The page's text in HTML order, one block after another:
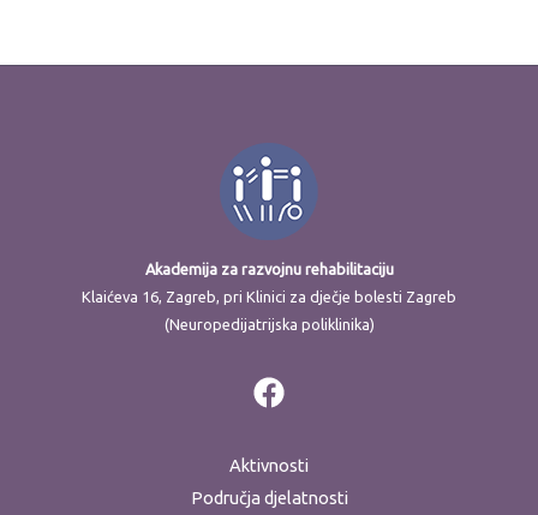
Akademija za razvojnu rehabilitaciju
Klaićeva 16, Zagreb, pri Klinici za dječje bolesti Zagreb
(Neuropedijatrijska poliklinika)
Aktivnosti
Područja djelatnosti